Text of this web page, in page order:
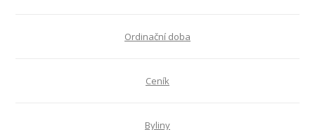
Ordinační doba
Ceník
Byliny